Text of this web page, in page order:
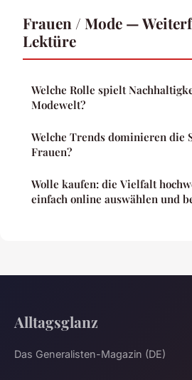
Frauen / Mode —
Lektüre
Welche Rolle spielt
Modewelt?
Welche Trends dominieren die
Frauen?
Wolle kaufen: die Vielfalt
einfach online auswählen und
Alltagsglanz
Das Generalisten-Magazin (DE)